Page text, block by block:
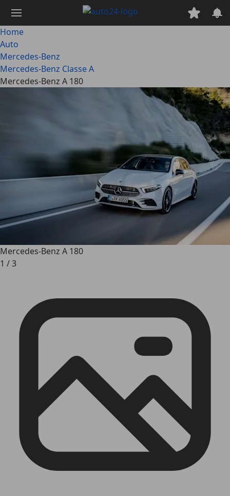
contenuto
principale
Home
Auto
Mercedes-Benz
Mercedes-Benz Classe A
Mercedes-Benz A 180
Mercedes-Benz A 180
1 /3